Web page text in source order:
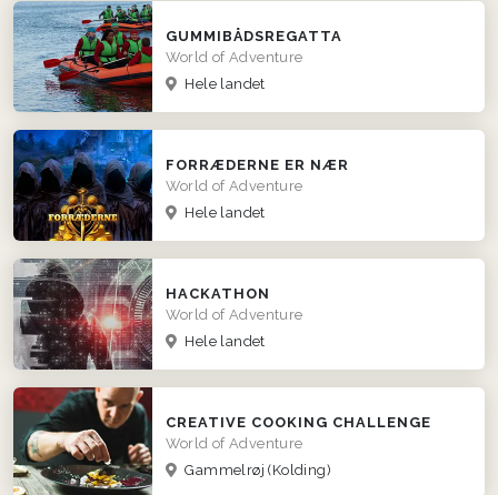
GUMMIBÅDSREGATTA
World of Adventure
Hele landet
FORRÆDERNE ER NÆR
World of Adventure
Hele landet
HACKATHON
World of Adventure
Hele landet
CREATIVE COOKING CHALLENGE
World of Adventure
Gammelrøj (Kolding)